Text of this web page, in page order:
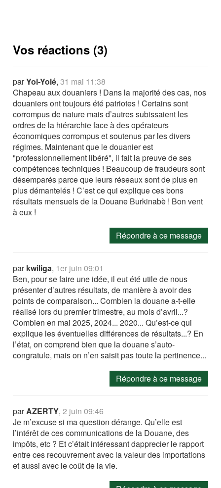
Vos réactions (3)
parYol-Yolé,31 mai 11:38
Chapeau aux douaniers ! Dans la majorité des cas, nos
douaniers ont toujours été patriotes ! Certains sont
corrompus de nature mais d’autres subissaient les
ordres de la hiérarchie face à des opérateurs
économiques corrompus et soutenus par les divers
régimes. Maintenant que le douanier est
"professionnellement libéré", il fait la preuve de ses
compétences techniques ! Beaucoup de fraudeurs sont
désemparés parce que leurs réseaux sont de plus en
plus démantelés ! C’est ce qui explique ces bons
résultats mensuels de la Douane Burkinabè ! Bon vent
à eux !
Répondre à ce message
parkwiliga, 1er juin 09:01
Ben, pour se faire une idée, il eut été utile de nous
présenter d’autres résultats, de manière à avoir des
points de comparaison... Combien la douane a-t-elle
réalisé lors du premier trimestre, au mois d’avril...?
Combien en mai 2025, 2024... 2020... Qu’est-ce qui
explique les éventuelles différences de résultats...? En
l’état, on comprend bien que la douane s’auto-
congratule, mais on n’en saisit pas toute la pertinence...
Répondre à ce message
parAZERTY,2 juin 09:46
Je m’excuse si ma question dérange. Qu’elle est
l’intérêt de ces communications de la Douane, des
impôts, etc ? Et c’était intéressant dapprecier le rapport
entre ces recouvrement avec la valeur des importations
et aussi avec le coût de la vie.